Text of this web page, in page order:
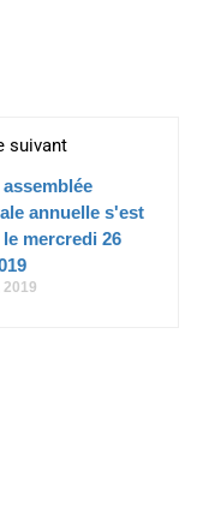
suivant
annuelle s'est
mercredi 26
2019